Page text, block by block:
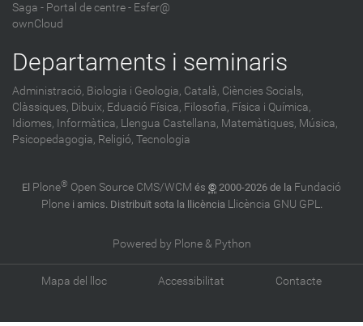
Saga - Portal de centre - Esfer@
ownCloud
Departaments i seminaris
Administració, Biologia i Geologia, Català, Ciències Socials,
Clàssiques, Dibuix, Eduació Física, Filosofia, Física i Química,
Idiomes, Informàtica, Llengua Castellana, Matemàtiques, Música,
Psicopedagogia, Religió, Tecnologia
El Plone® Open Source CMS/WCM és © 2000-2026 de la Fundació
Plonei amics. Distribuït sota la llicència Llicència GNU GPL.
Powered by Plone & Python
Mapa del lloc Accessibilitat Contacte